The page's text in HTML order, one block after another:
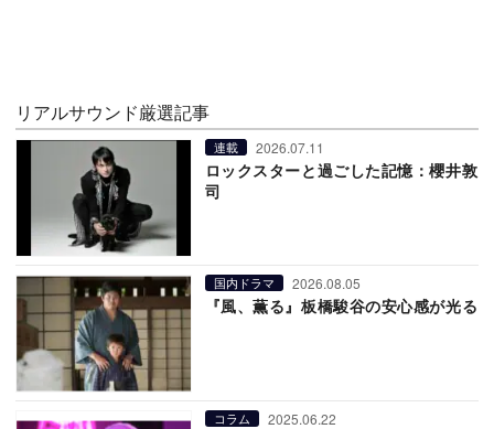
リアルサウンド厳選記事
連載 2026.07.11
ロックスターと過ごした記憶：櫻井敦
司
国内ドラマ 2026.08.05
『風、薫る』板橋駿谷の安心感が光る
コラム 2025.06.22